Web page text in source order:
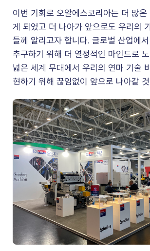
이번 기회로 오알에스코리아는 더 많은
게 되었고 더 나아가 앞으로도 우리의
들께 알리고자 합니다. 글로벌 산업에
추구하기 위해 더 열정적인 마인드로
넓은 세계 무대에서 우리의 연마 기술
현하기 위해 끊임없이 앞으로 나아갈